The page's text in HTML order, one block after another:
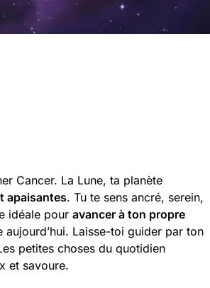
Cancer. La Lune, ta planète
apaisantes. Tu te sens ancré, serein,
idéale pour avancer à ton propre
Laisse-toi guider par ton
petites choses du quotidien
et savoure.